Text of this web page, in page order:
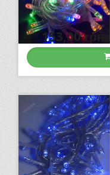
153,00грн